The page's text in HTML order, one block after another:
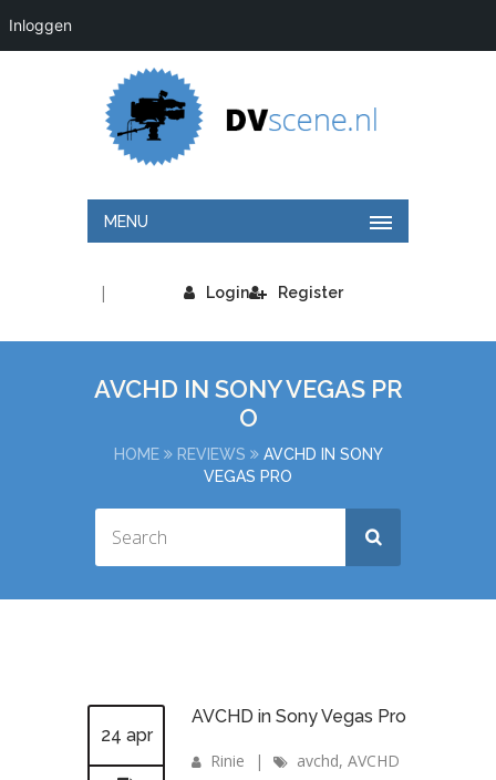
Inloggen
MENU
Login
| Register
AVCHD IN SONY VEGAS PR
O
HOME REVIEWS
AVCHD IN SONY
VEGAS PRO
24 apr
AVCHD in Sony Vegas Pro
Rinie | avchd, AVCHD